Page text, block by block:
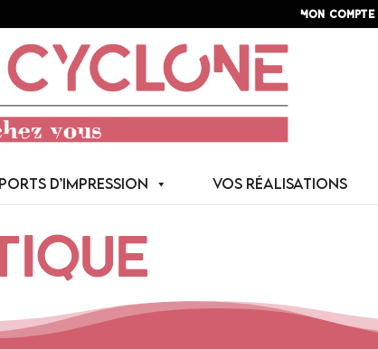
Mon compte
D’IMPRESSION VOS RÉALISATIONS